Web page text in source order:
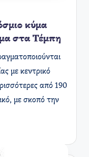
κύμα
στα Τέμπη
με κεντρικό
από 190
με σκοπό την